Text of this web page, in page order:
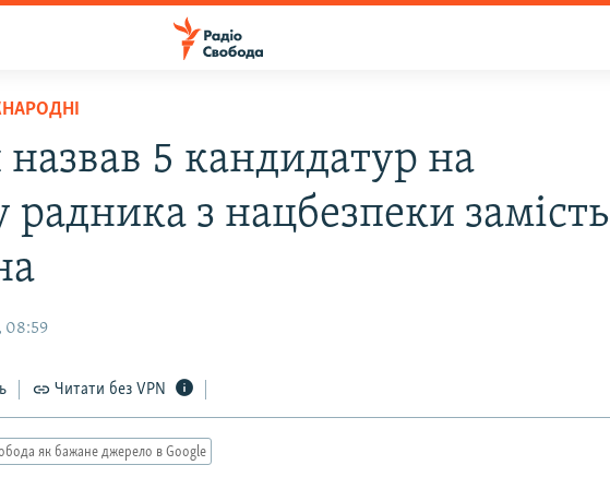
5 кандидатур на
радника з нацбезпеки замість
08:59
Читати без VPN
як бажане джерело в Google